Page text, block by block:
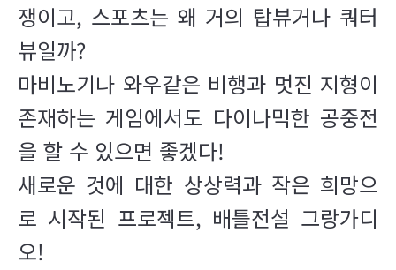
쟁이고, 스포츠는 왜 거의 탑뷰거나 쿼터
뷰일까?
마비노기나 와우같은 비행과 멋진 지형이
존재하는 게임에서도 다이나믹한 공중전
을 할 수 있으면 좋겠다!
새로운 것에 대한 상상력과 작은 희망으
로 시작된 프로젝트, 배틀전설 그랑가디
오!